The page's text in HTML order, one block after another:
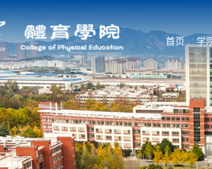
首页 学